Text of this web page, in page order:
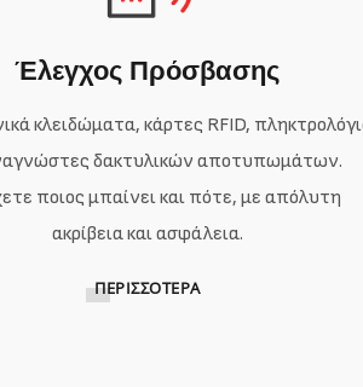
Έλεγχος Πρόσβασης
κλειδώματα, κάρτες RFID,
δακτυλικών αποτυπωμάτων.
ποιος μπαίνει και πότε, με απόλυτη
ακρίβεια και ασφάλεια.
ΠΕΡΙΣΣΌΤΕΡΑ